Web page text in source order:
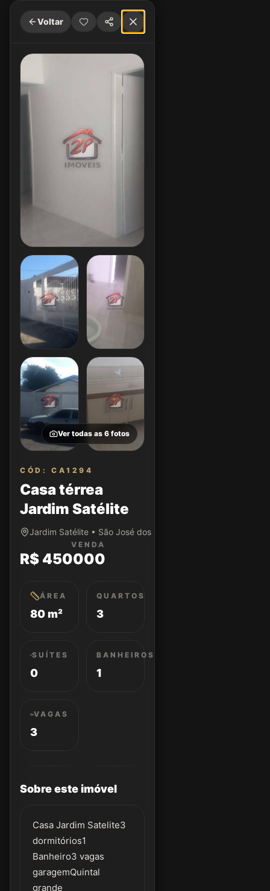
Voltar
Ver todas as 6 fotos
CÓD: CA1294
Casa térrea
Jardim Satélite
Jardim Satélite • São José dos Campos/SP
VENDA
R$ 450000
ÁREA
80 m²
QUARTOS
3
SUÍTES
0
BANHEIROS
1
VAGAS
3
Sobre este imóvel
Casa Jardim Satelite3
dormitórios1
Banheiro3 vagas
garagemQuintal
grande